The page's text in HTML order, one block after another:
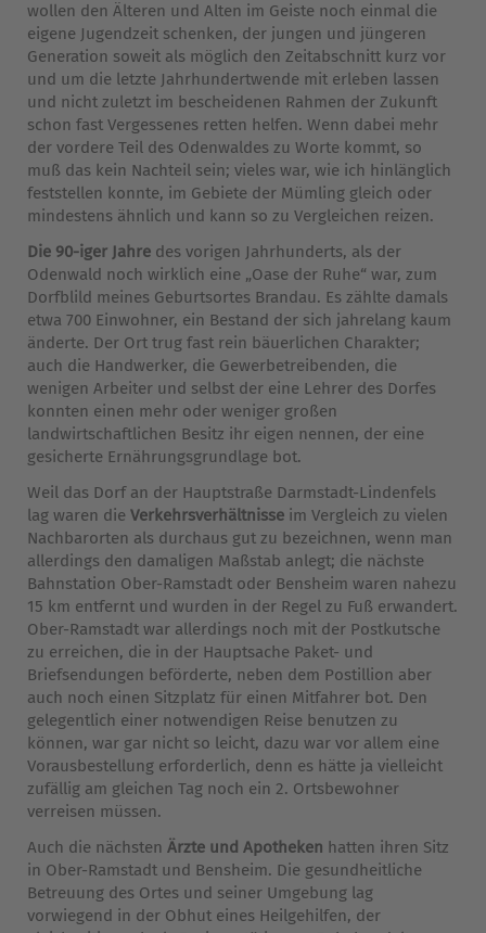
wollen den Älteren und Alten im Geiste noch einmal die
eigene Jugendzeit schenken, der jungen und jüngeren
Generation soweit als möglich den Zeitabschnitt kurz vor
und um die letzte Jahrhundertwende mit erleben lassen
und nicht zuletzt im bescheidenen Rahmen der Zukunft
schon fast Vergessenes retten helfen. Wenn dabei mehr
der vordere Teil des Odenwaldes zu Worte kommt, so
muß das kein Nachteil sein; vieles war, wie ich hinlänglich
feststellen konnte, im Gebiete der Mümling gleich oder
mindestens ähnlich und kann so zu Vergleichen reizen.
Die 90-iger Jahre des vorigen Jahrhunderts, als der
Odenwald noch wirklich eine „Oase der Ruhe“ war, zum
Dorfblild meines Geburtsortes Brandau. Es zählte damals
etwa 700 Einwohner, ein Bestand der sich jahrelang kaum
änderte. Der Ort trug fast rein bäuerlichen Charakter;
auch die Handwerker, die Gewerbetreibenden, die
wenigen Arbeiter und selbst der eine Lehrer des Dorfes
konnten einen mehr oder weniger großen
landwirtschaftlichen Besitz ihr eigen nennen, der eine
gesicherte Ernährungsgrundlage bot.
Weil das Dorf an der Hauptstraße Darmstadt-Lindenfels
lag waren die Verkehrsverhältnisse im Vergleich zu vielen
Nachbarorten als durchaus gut zu bezeichnen, wenn man
allerdings den damaligen Maßstab anlegt; die nächste
Bahnstation Ober-Ramstadt oder Bensheim waren nahezu
15 km entfernt und wurden in der Regel zu Fuß erwandert.
Ober-Ramstadt war allerdings noch mit der Postkutsche
zu erreichen, die in der Hauptsache Paket- und
Briefsendungen beförderte, neben dem Postillion aber
auch noch einen Sitzplatz für einen Mitfahrer bot. Den
gelegentlich einer notwendigen Reise benutzen zu
können, war gar nicht so leicht, dazu war vor allem eine
Vorausbestellung erforderlich, denn es hätte ja vielleicht
zufällig am gleichen Tag noch ein 2. Ortsbewohner
verreisen müssen.
Auch die nächsten Ärzte und Apotheken hatten ihren Sitz
in Ober-Ramstadt und Bensheim. Die gesundheitliche
Betreuung des Ortes und seiner Umgebung lag
vorwiegend in der Obhut eines Heilgehilfen, der